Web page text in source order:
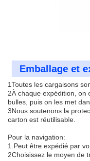
Emballage et
1Toutes les cargaisons
2À chaque expédition, on
bulles, puis on les met
3Nous soutenons la
carton est réutilisable.
Pour la navigation:
1.Peut être expédié par
2Choisissez le moyen de